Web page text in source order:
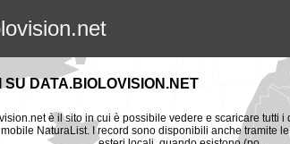
SU DATA.BIOLOVISION.NET
è il sito in cui è possibile vedere e scaricare tutti i
NaturaList. I record sono disponibili anche tramite